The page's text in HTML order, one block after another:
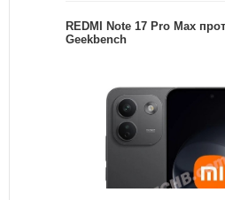
REDMI Note 17 Pro Max
Geekbench